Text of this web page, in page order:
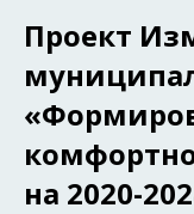
Проект
на 2020-